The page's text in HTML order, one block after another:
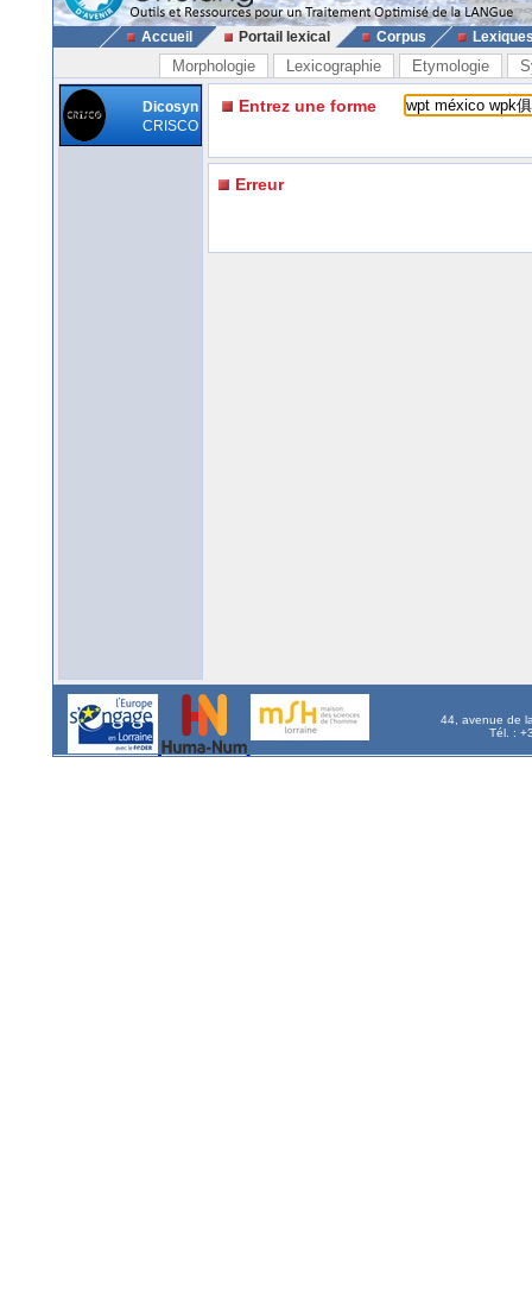
Accueil Portail lexical Corpus
Morphologie Lexicographie Etymologie
Dicosyn
CRISCO
Entrez une forme
Erreur
44, avenue de
Tél. :